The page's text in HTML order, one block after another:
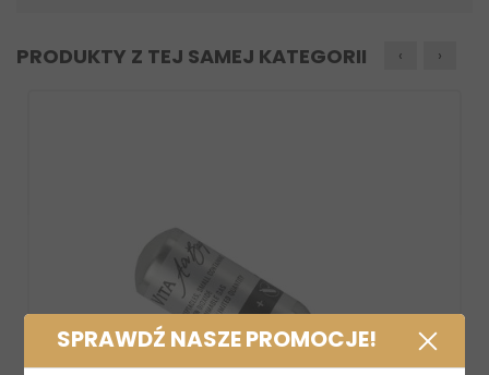
SPRAWDŹ NASZE PROMOCJE!
PRODUKTY Z TEJ SAMEJ KATEGORII ‹ ›